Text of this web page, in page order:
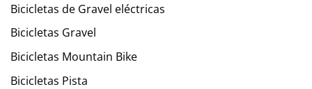
Bicicletas de Gravel eléctricas
Bicicletas Gravel
Bicicletas Mountain Bike
Bicicletas Pista